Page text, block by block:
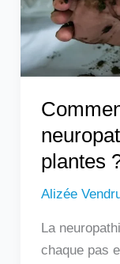
plantes
Alizée
La
chaque pas
par
les
plantes
?